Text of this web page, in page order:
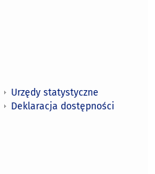
Urzędy statystyczne
Deklaracja dostępności